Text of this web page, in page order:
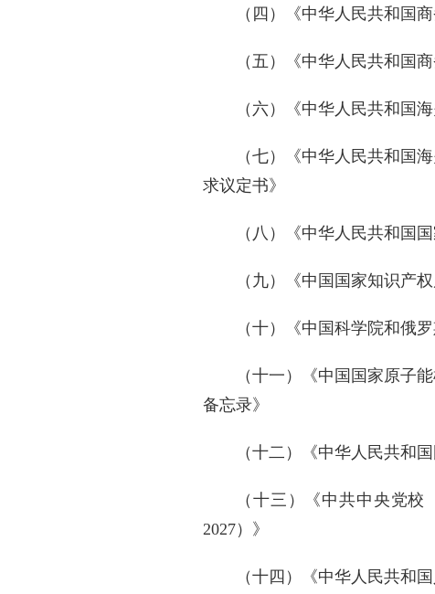
（四）《中华人民共和国
（五）《中华人民共和国
（六）《中华人民共和国
（七）《中华人民共和国
求议定书》
（八）《中华人民共和国
（九）《中国国家知识产
（十）《中国科学院和俄
（十一）《中国国家原子
备忘录》
（十二）《中华人民共和
（十三）《中共中央党
2027）》
（十四）《中华人民共和